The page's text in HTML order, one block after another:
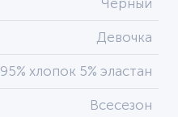
Девочка
95% хлопок 5% эластан
Всесезон